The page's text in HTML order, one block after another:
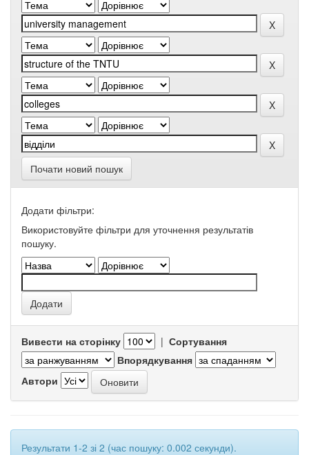
Почати новий пошук
Додати фільтри:
Використовуйте фільтри для уточнення результатів
пошуку.
Вивести на сторінку | Сортування
Впорядкування
Автори
Результати 1-2 зі 2 (час пошуку: 0.002 секунди).